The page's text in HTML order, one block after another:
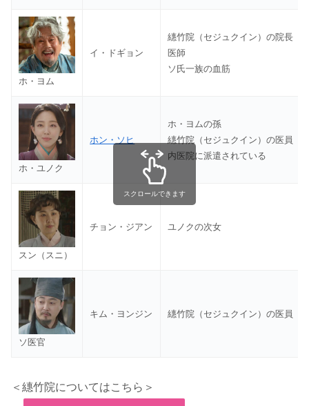
ホ・ヨム
イ・ドギョン
繐竹院（セジュクイン）の院長
医師
ソ氏一族の血筋
ホ・ユノク
ホン・ソヒ
ホ・ヨムの孫
繐竹院（セジュクイン）の医員
内医院に派遣されている
スン（スニ）
チョン・ジアン ユノクの次女
ソ医官
キム・ヨンジン 繐竹院（セジュクイン）の医員
スクロールできます
＜繐竹院についてはこちら＞